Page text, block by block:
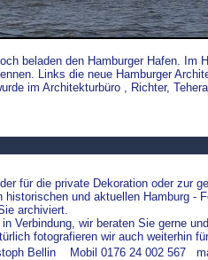
beladen den Hamburger Hafen. Im
Links die neue Hamburger
im Architekturbüro , Richter,
für die private Dekoration oder zur
historischen und aktuellen Hamburg -
archiviert.
Verbindung, wir beraten Sie gerne
fotografieren wir auch weiterhin
Bellin
Mobil 0176 24 002 567